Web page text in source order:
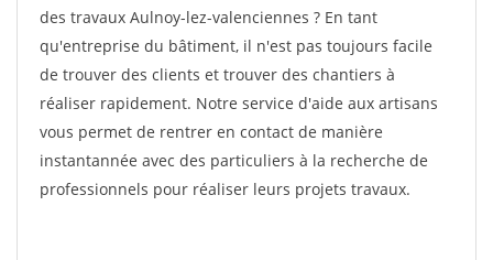
des travaux Aulnoy-lez-valenciennes ? En tant
qu'entreprise du bâtiment, il n'est pas toujours facile
de trouver des clients et trouver des chantiers à
réaliser rapidement. Notre service d'aide aux artisans
vous permet de rentrer en contact de manière
instantannée avec des particuliers à la recherche de
professionnels pour réaliser leurs projets travaux.